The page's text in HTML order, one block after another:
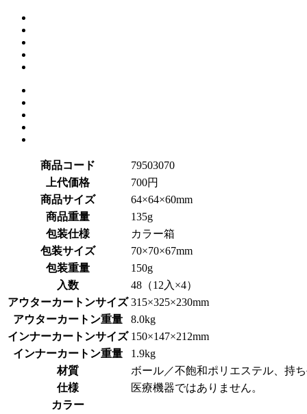
商品コード
79503070
上代価格
700円
商品サイズ
64×64×60mm
商品重量
135g
包装仕様
カラー箱
包装サイズ
70×70×67mm
包装重量
150g
入数
48（12入×4）
アウターカートンサイズ 315×325×230mm
アウターカートン重量
8.0kg
インナーカートンサイズ 150×147×212mm
インナーカートン重量
1.9kg
材質
ボール／不飽和ポリエステル、持
仕様
医療機器ではありません。
カラー